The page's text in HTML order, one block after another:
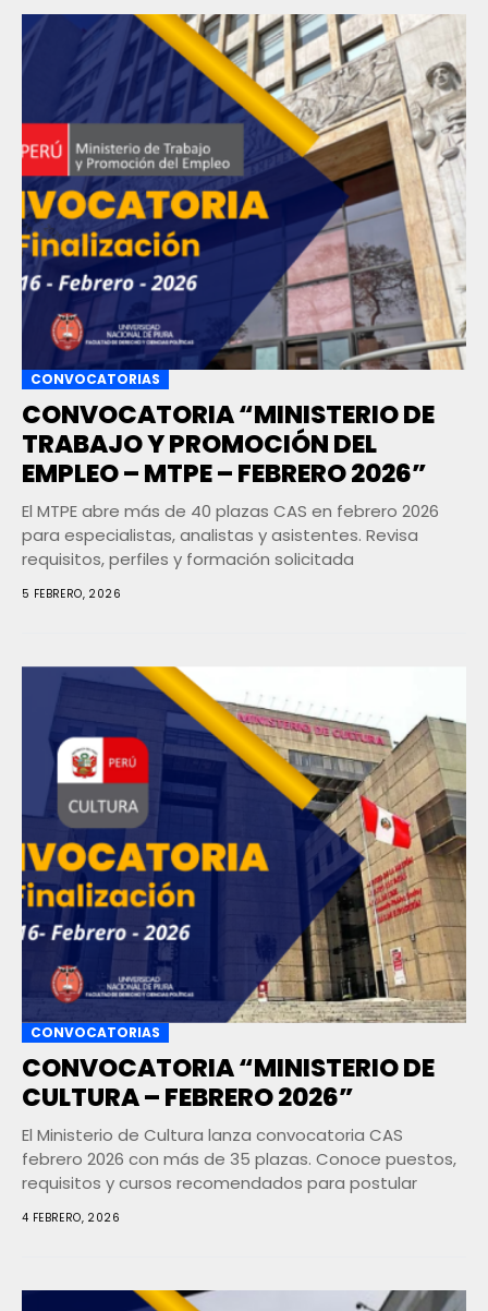
CONVOCATORIAS
CONVOCATORIA “MINISTERIO DE
TRABAJO Y PROMOCIÓN DEL
EMPLEO – MTPE – FEBRERO 2026”
El MTPE abre más de 40 plazas CAS en febrero 2026
para especialistas, analistas y asistentes. Revisa
requisitos, perfiles y formación solicitada
5 FEBRERO, 2026
CONVOCATORIAS
CONVOCATORIA “MINISTERIO DE
CULTURA – FEBRERO 2026”
El Ministerio de Cultura lanza convocatoria CAS
febrero 2026 con más de 35 plazas. Conoce puestos,
requisitos y cursos recomendados para postular
4 FEBRERO, 2026